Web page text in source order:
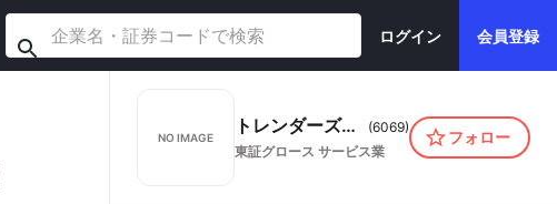
ログイン 会員登録
NO IMAGE
トレンダーズ株式会社 (6069)
東証グロース サービス業
フォロー